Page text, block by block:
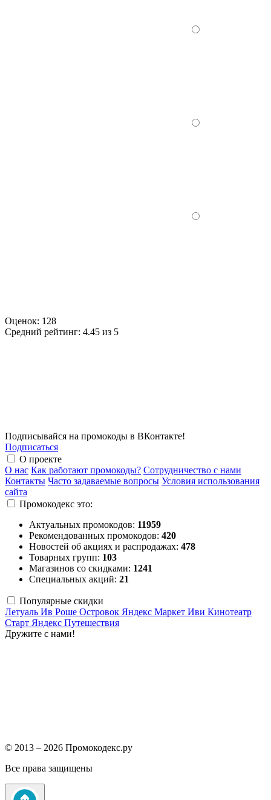
Оценок: 128
Средний рейтинг: 4.45 из 5
Подписывайся на промокоды в ВКонтакте!
Подписаться
О проекте
О нас Как работают промокоды? Сотрудничество с нами
Контакты Часто задаваемые вопросы Условия использования
сайта
Промокодекс это:
Актуальных промокодов: 11959
Рекомендованных промокодов: 420
Новостей об акциях и распродажах: 478
Товарных групп: 103
Магазинов со скидками: 1241
Специальных акций: 21
Популярные скидки
Летуаль Ив Роше Островок Яндекс Маркет Иви Кинотеатр
Старт Яндекс Путешествия
Дружите с нами!
© 2013 – 2026 Промокодекс.ру
Все права защищены